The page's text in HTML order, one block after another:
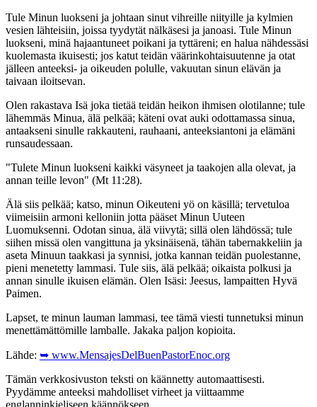
Tule Minun luokseni ja johtaan sinut vihreille niityille ja kylmien
vesien lähteisiin, joissa tyydytät nälkäsesi ja janoasi. Tule Minun
luokseni, minä hajaantuneet poikani ja tyttäreni; en halua nähdessäsi
kuolemasta ikuisesti; jos katut teidän väärinkohtaisuutenne ja otat
jälleen anteeksi- ja oikeuden polulle, vakuutan sinun elävän ja
taivaan iloitsevan.
Olen rakastava Isä joka tietää teidän heikon ihmisen olotilanne; tule
lähemmäs Minua, älä pelkää; käteni ovat auki odottamassa sinua,
antaakseni sinulle rakkauteni, rauhaani, anteeksiantoni ja elämäni
runsaudessaan.
"Tulete Minun luokseni kaikki väsyneet ja taakojen alla olevat, ja
annan teille levon" (Mt 11:28).
Älä siis pelkää; katso, minun Oikeuteni yö on käsillä; tervetuloa
viimeisiin armoni kelloniin jotta pääset Minun Uuteen
Luomuksenni. Odotan sinua, älä viivytä; sillä olen lähdössä; tule
siihen missä olen vangittuna ja yksinäisenä, tähän tabernakkeliin ja
aseta Minuun taakkasi ja synnisi, jotka kannan teidän puolestanne,
pieni menetetty lammasi. Tule siis, älä pelkää; oikaista polkusi ja
annan sinulle ikuisen elämän. Olen Isäsi: Jeesus, lampaitten Hyvä
Paimen.
Lapset, te minun lauman lammasi, tee tämä viesti tunnetuksi minun
menettämättömille lamballe. Jakaka paljon kopioita.
Lähde: ➥ www.MensajesDelBuenPastorEnoc.org
Tämän verkkosivuston teksti on käännetty automaattisesti.
Pyydämme anteeksi mahdolliset virheet ja viittaamme
englanninkieliseen käännökseen.